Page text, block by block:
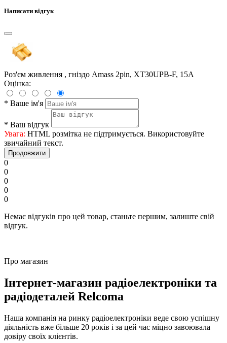
Написати відгук
Роз'єм живлення , гніздо Amass 2pin, XT30UPB-F, 15A
Оцінка:
* Ваше ім'я
* Ваш відгук
Увага: HTML розмітка не підтримується. Використовуйте
звичайний текст.
Продовжити
0
0
0
0
0
Немає відгуків про цей товар, станьте першим, залиште свій
відгук.
Про магазин
Інтернет-магазин радіоелектроніки та
радіодеталей Relcoma
Наша компанія на ринку радіоелектроніки веде свою успішну
діяльність вже більше 20 років і за цей час міцно завоювала
довіру своїх клієнтів.